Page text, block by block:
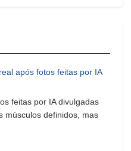
após fotos feitas por IA
feitas por IA divulgadas
músculos definidos, mas